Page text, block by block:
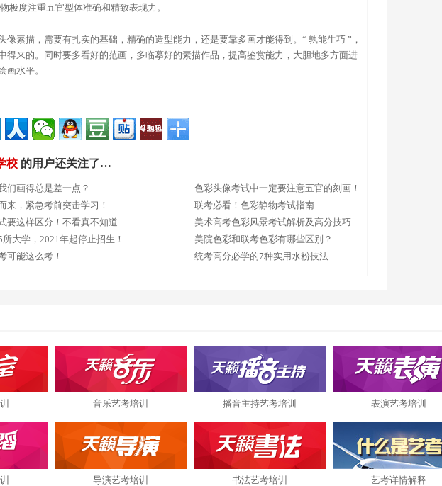
极度注重五官型体准确和精致表现力。
像素描，需要有扎实的基础，精确的造型能力，还是要靠多画才能得到。“ 孰能生巧 ”，
得来的。同时要多看好的范画，多临摹好的素描作品，提高鉴赏能力，大胆地多方面进
画水平。
校 的用户还关注了…
们画得总是差一点？
来，紧急考前突击学习！
要这样区分！不看真不知道
大学，2021年起停止招生！
可能这么考！
色彩头像考试中一定要注意五官的刻画！
联考必看！色彩静物考试指南
美术高考色彩风景考试解析及高分技巧
美院色彩和联考色彩有哪些区别？
统考高分必学的7种实用水粉技法
音乐艺考培训 播音主持艺考培训 表演艺考培训
导演艺考培训 书法艺考培训 艺考详情解释